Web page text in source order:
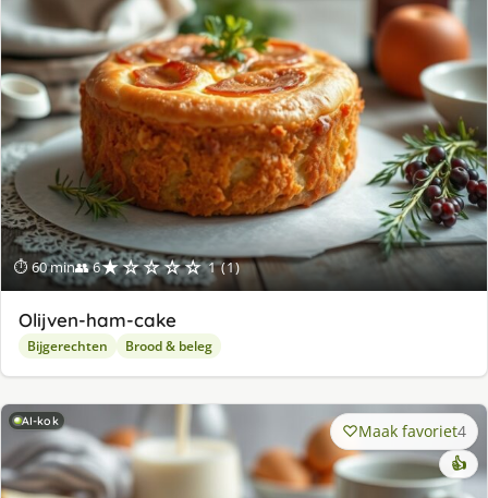
⏱ 60 min👥 6★☆☆☆☆ 1 (1)
Olijven-ham-cake
Bijgerechten Brood & beleg
AI-kok Maak favoriet4
👍